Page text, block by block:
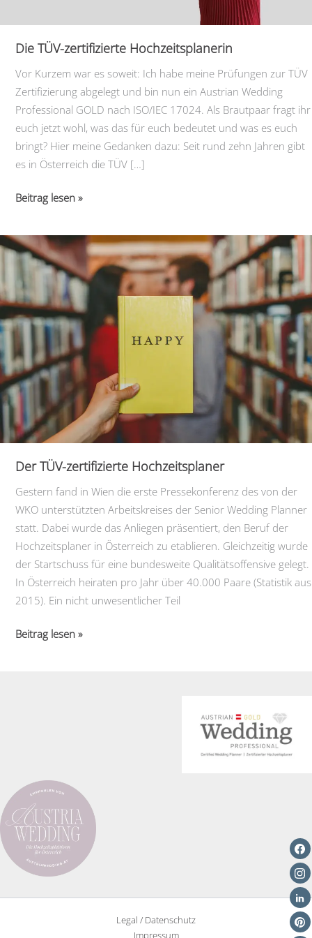
Die TÜV-zertifizierte Hochzeitsplanerin
Vor Kurzem war es soweit: Ich habe meine Prüfungen zur TÜV
Zertifizierung abgelegt und bin nun ein Austrian Wedding
Professional GOLD nach ISO/IEC 17024. Als Brautpaar fragt ihr
euch jetzt wohl, was das für euch bedeutet und was es euch
bringt? Hier meine Gedanken dazu: Seit rund zehn Jahren gibt
es in Österreich die TÜV […]
Die
zertifizierte
Hochzeitsplanerin
Beitrag lesen »
Der TÜV-zertifizierte Hochzeitsplaner
Gestern fand in Wien die erste Pressekonferenz des von der
WKO unterstützten Arbeitskreises der Senior Wedding Planner
statt. Dabei wurde das Anliegen präsentiert, den Beruf der
Hochzeitsplaner in Österreich zu etablieren. Gleichzeitig wurde
der Startschuss für eine bundesweite Qualitätsoffensive gelegt.
In Österreich heiraten pro Jahr über 40.000 Paare (Statistik aus
2015). Ein nicht unwesentlicher Teil
Der
Beitrag lesen »
Legal / Datenschutz
Impressum